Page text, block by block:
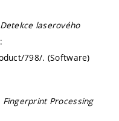
Detekce laserového
798/. (Software)
Fingerprint Processing